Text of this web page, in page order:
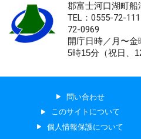
郡富士河口湖町船
TEL：0555-72-
72-0969
開庁日時／月〜
5時15分（祝日、
問い合わせ
このサイトについて
個人情報保護について